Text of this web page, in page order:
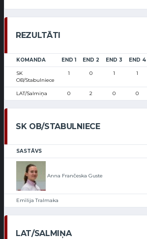
REZULTĀTI
KOMANDA END 1 END 2 END 3 END 4
SK
OB/Stabulniece
1 0 1 1
LAT/Salmiņa 0 2 0 0
SK OB/STABULNIECE
SASTĀVS
Anna Frančeska Guste
Emīlija Tralmaka
LAT/SALMIŅA